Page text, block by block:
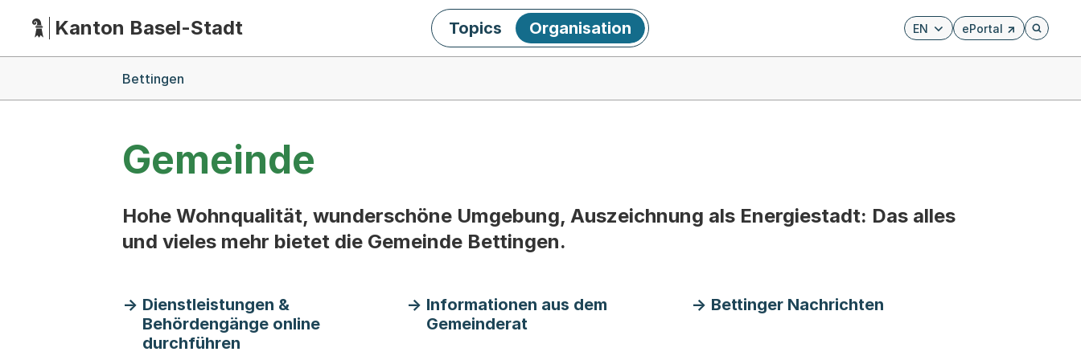
HauptnavigationKanton Basel-Stadt EN ePortal
Externer Link, wird in
Öffnet
Topics Organisation
Bettingen
Gemeinde
Hohe Wohnqualität, wunderschöne Umgebung, Auszeichnung als Energiestadt: Das alles
und vieles mehr bietet die Gemeinde Bettingen.
Dienstleistungen &
Behördengänge online
durchführen
Informationen aus dem
Gemeinderat
Bettinger Nachrichten